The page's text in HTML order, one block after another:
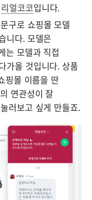
리얼코코입니다.
구로 쇼핑몰 모델
니다. 모델은
는 모델과 직접
가올 것입니다. 상품
핑몰 이름을 딴
연관성이 잘